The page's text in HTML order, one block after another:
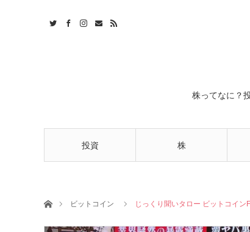
株ってなに？
投資 株
ホームビットコイン じっくり聞いタロー ビットコイ